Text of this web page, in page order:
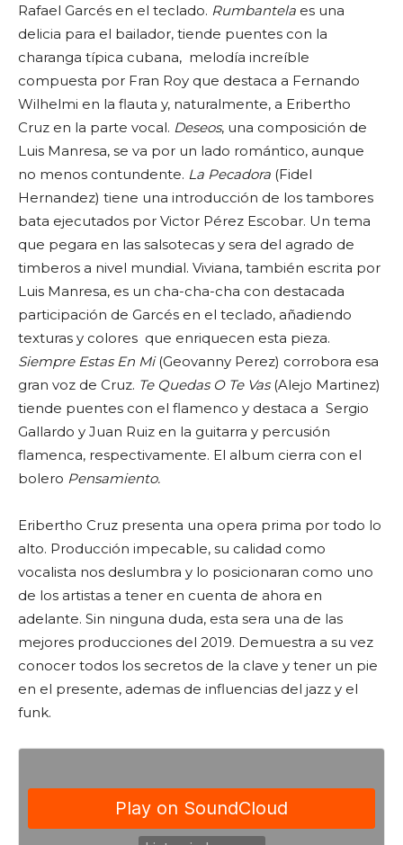
Rafael Garcés en el teclado. Rumbantela es una
delicia para el bailador, tiende puentes con la
charanga típica cubana, melodía increíble
compuesta por Fran Roy que destaca a Fernando
Wilhelmi en la flauta y, naturalmente, a Eribertho
Cruz en la parte vocal. Deseos, una composición de
Luis Manresa, se va por un lado romántico, aunque
no menos contundente. La Pecadora (Fidel
Hernandez) tiene una introducción de los tambores
bata ejecutados por Victor Pérez Escobar. Un tema
que pegara en las salsotecas y sera del agrado de
timberos a nivel mundial. Viviana, también escrita por
Luis Manresa, es un cha-cha-cha con destacada
participación de Garcés en el teclado, añadiendo
texturas y colores que enriquecen esta pieza.
Siempre Estas En Mi(Geovanny Perez) corrobora esa
gran voz de Cruz. Te Quedas O Te Vas(Alejo Martinez)
tiende puentes con el flamenco y destaca a Sergio
Gallardo y Juan Ruiz en la guitarra y percusión
flamenca, respectivamente. El album cierra con el
bolero Pensamiento.
Eribertho Cruz presenta una opera prima por todo lo
alto. Producción impecable, su calidad como
vocalista nos deslumbra y lo posicionaran como uno
de los artistas a tener en cuenta de ahora en
adelante. Sin ninguna duda, esta sera una de las
mejores producciones del 2019. Demuestra a su vez
conocer todos los secretos de la clave y tener un pie
en el presente, ademas de influencias del jazz y el
funk.